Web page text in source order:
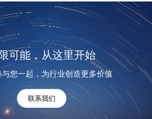
可能，从这里开始
您一起，为行业创造更多价值
联系我们